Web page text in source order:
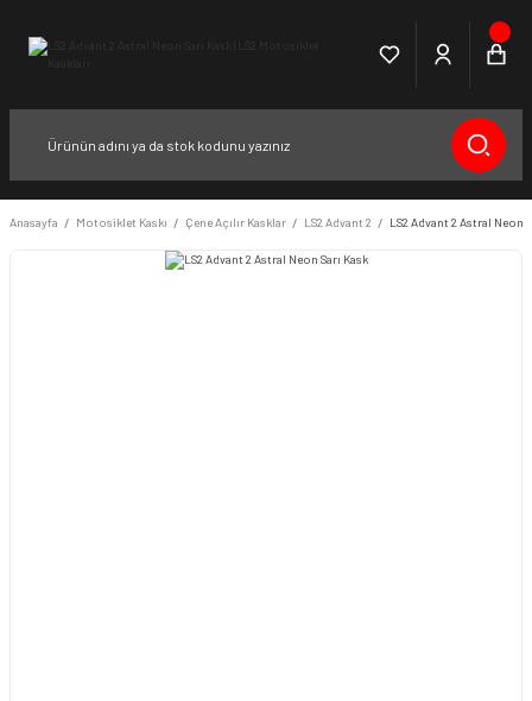
Anasayfa Motosiklet Kaskı Çene Açılır Kasklar LS2 Advant 2 LS2 Advant 2 Astral Neon